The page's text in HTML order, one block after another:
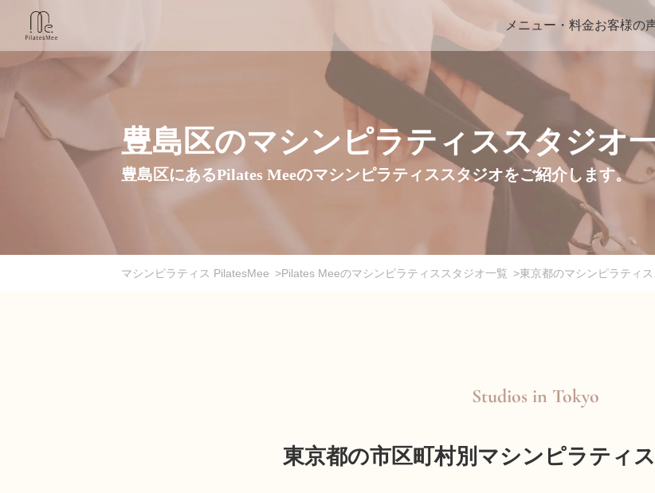
メニュー・料金お客様の
豊島区のマシンピラティススタジオ
豊島区にあるPilates Meeのマシンピラティススタジオをご紹介します。
マシンピラティス PilatesMee >Pilates Meeのマシンピラティススタジオ一覧 >東京都のマシンピラティ
Studios in Tokyo
東京都の市区町村別マシンピラティ